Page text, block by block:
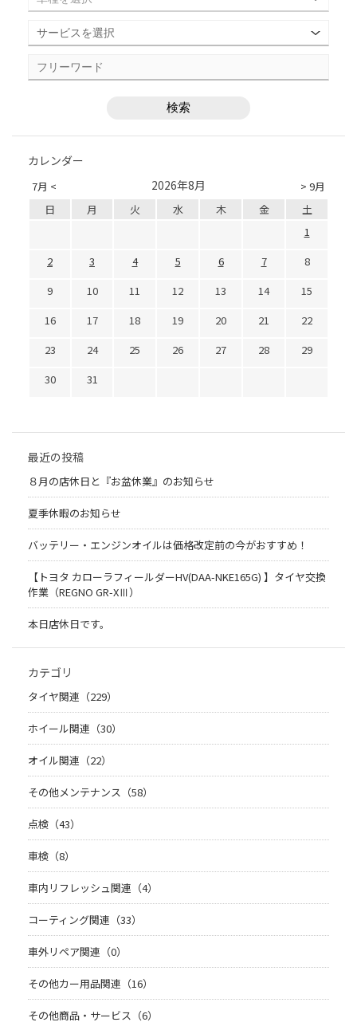
カレンダー
7月 < > 9月
2026年8月
日 月 火 水 木 金
土
1
2
3 4 5 6 7
8
9
10 11 12 13 14
15
16
17 18 19 20 21
22
23
24 25 26 27 28
29
30
31
最近の投稿
８月の店休日と『お盆休業』のお知らせ
夏季休暇のお知らせ
バッテリー・エンジンオイルは価格改定前の今がおすすめ！
【トヨタ カローラフィールダーHV(DAA-NKE165G) 】タイヤ交換
作業（REGNO GR-XⅢ）
本日店休日です。
カテゴリ
タイヤ関連（229）
ホイール関連（30）
オイル関連（22）
その他メンテナンス（58）
点検（43）
車検（8）
車内リフレッシュ関連（4）
コーティング関連（33）
車外リペア関連（0）
その他カー用品関連（16）
その他商品・サービス（6）